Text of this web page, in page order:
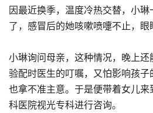
因最近换季，温度冷热交替，小
了，感冒后的她咳嗽喷嚏不止，眼
小琳询问母亲，这种情况，晚上还
验配时医生的叮嘱，又怕影响孩
也拿不准主意。于是便带着女儿
科医院视光专科进行咨询。